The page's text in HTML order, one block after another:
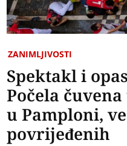
ZANIMLJIVOSTI
Spektakl i
Počela
u Pamploni,
povrijeđenih